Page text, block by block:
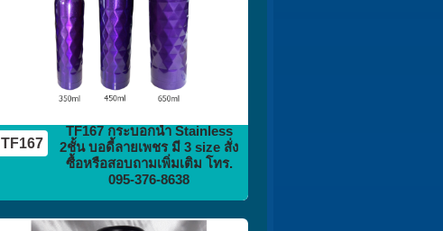
TF167
TF167 กระบอกน้ำ Stainless
2ชั้น บอดี้ลายเพชร มี 3 size สั่ง
ซื้อหรือสอบถามเพิ่มเติม โทร.
095-376-8638